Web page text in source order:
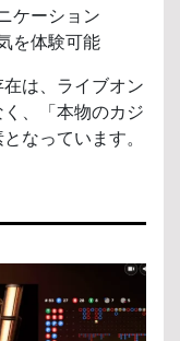
ケーション
を体験可能
は、ライブオン
、「本物のカジ
なっています。